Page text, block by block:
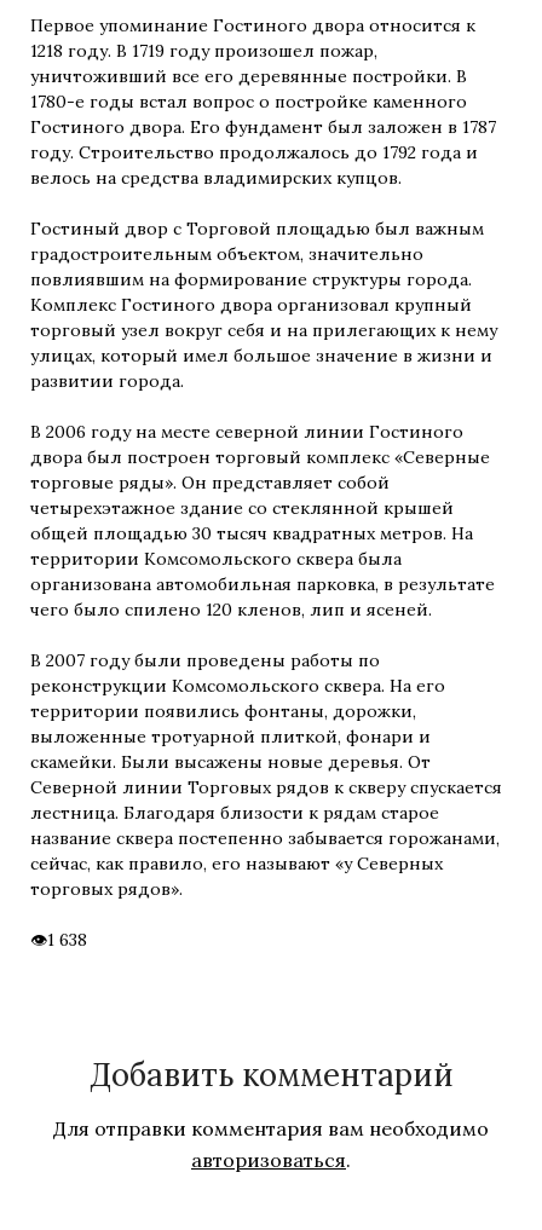
Первое упоминание Гостиного двора относится к
1218 году. В 1719 году произошел пожар,
уничтоживший все его деревянные постройки. В
1780-е годы встал вопрос о постройке каменного
Гостиного двора. Его фундамент был заложен в 1787
году. Строительство продолжалось до 1792 года и
велось на средства владимирских купцов.
Гостиный двор с Торговой площадью был важным
градостроительным объектом, значительно
повлиявшим на формирование структуры города.
Комплекс Гостиного двора организовал крупный
торговый узел вокруг себя и на прилегающих к нему
улицах, который имел большое значение в жизни и
развитии города.
В 2006 году на месте северной линии Гостиного
двора был построен торговый комплекс «Северные
торговые ряды». Он представляет собой
четырехэтажное здание со стеклянной крышей
общей площадью 30 тысяч квадратных метров. На
территории Комсомольского сквера была
организована автомобильная парковка, в результате
чего было спилено 120 кленов, лип и ясеней.
В 2007 году были проведены работы по
реконструкции Комсомольского сквера. На его
территории появились фонтаны, дорожки,
выложенные тротуарной плиткой, фонари и
скамейки. Были высажены новые деревья. От
Северной линии Торговых рядов к скверу спускается
лестница. Благодаря близости к рядам старое
название сквера постепенно забывается горожанами,
сейчас, как правило, его называют «у Северных
торговых рядов».
1 638
Добавить комментарий
Для отправки комментария вам необходимо
авторизоваться.